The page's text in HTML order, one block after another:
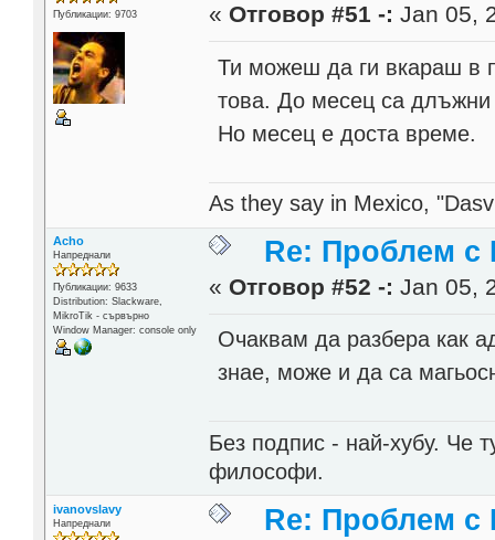
Публикации: 9703 « Отговор #51 -: Jan 05,
Ти можеш да ги вкараш в
това. До месец са длъжни
Но месец е доста време.
As they say in Mexico,
Acho
Напреднали
Публикации: 9633
Distribution: Slackware,
MikroTik - сървърно
Window Manager: console only
Re: Проблем с
« Отговор #52 -: Jan 05,
Очаквам да разбера как
знае, може и да са
Без подпис - най-хубу. Че
философи.
ivanovslavy
Напреднали Re: Проблем с